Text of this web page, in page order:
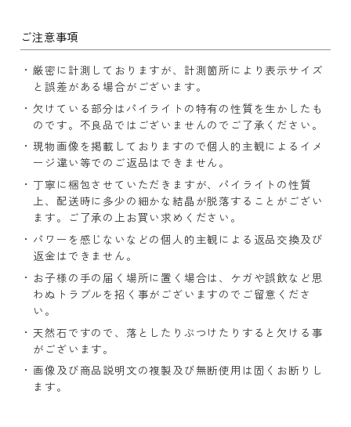
ご注意事項
厳密に計測しておりますが、計測箇所により表示サイズ
と誤差がある場合がございます。
欠けている部分はパイライトの特有の性質を生かしたも
のです。不良品ではございませんのでご了承ください。
現物画像を掲載しておりますので個人的主観によるイメ
ージ違い等でのご返品はできません。
丁寧に梱包させていただきますが、パイライトの性質
上、配送時に多少の細かな結晶が脱落することがござい
ます。ご了承の上お買い求めください。
パワーを感じないなどの個人的主観による返品交換及び
返金はできません。
お子様の手の届く場所に置く場合は、ケガや誤飲など思
わぬトラブルを招く事がございますのでご留意くださ
い。
天然石ですので、落としたりぶつけたりすると欠ける事
がございます。
画像及び商品説明文の複製及び無断使用は固くお断りし
ます。